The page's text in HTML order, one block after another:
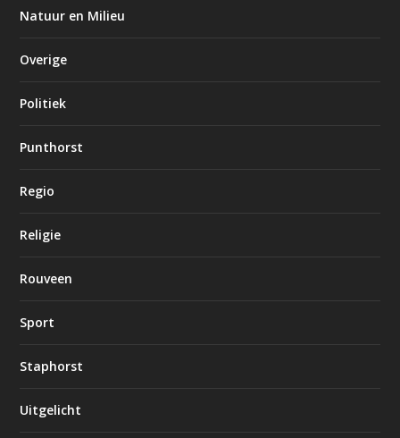
Natuur en Milieu
Overige
Politiek
Punthorst
Regio
Religie
Rouveen
Sport
Staphorst
Uitgelicht